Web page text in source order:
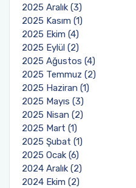
2025 Aralık (3)
2025 Kasım (1)
2025 Ekim (4)
2025 Eylül (2)
2025 Ağustos (4)
2025 Temmuz (2)
2025 Haziran (1)
2025 Mayıs (3)
2025 Nisan (2)
2025 Mart (1)
2025 Şubat (1)
2025 Ocak (6)
2024 Aralık (2)
2024 Ekim (2)